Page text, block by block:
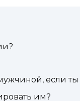
если
им?